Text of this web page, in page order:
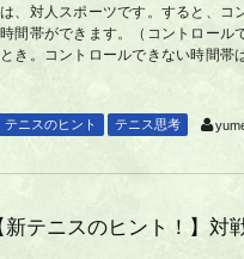
、対人スポーツです。すると、コ
間帯ができます。（コントロール
き。コントロールできない時間帯
テニスのヒント テニス思考
新テニスのヒント！】対